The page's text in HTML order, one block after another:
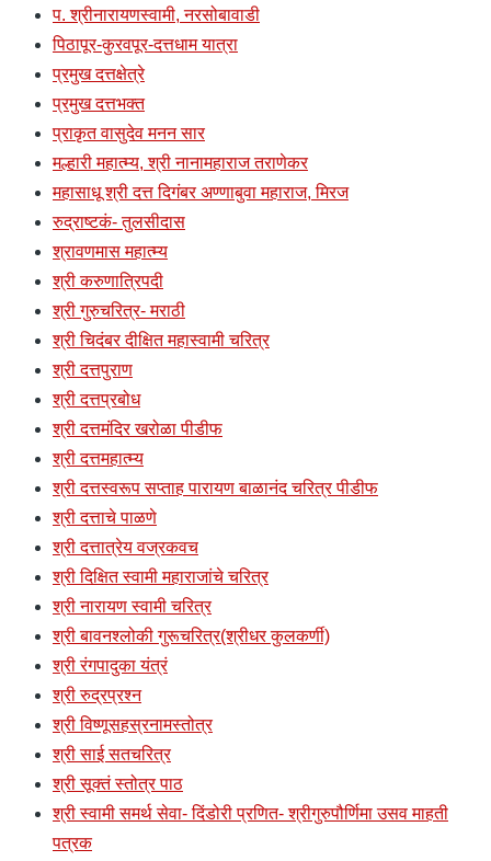
प. श्रीनारायणस्वामी, नरसोबावाडी
पिठापूर-कुरवपूर-दत्तधाम यात्रा
प्रमुख दत्तक्षेत्रे
प्रमुख दत्तभक्त
प्राकृत वासुदेव मनन सार
मल्हारी महात्म्य, श्री नानामहाराज तराणेकर
महासाधू श्री दत्त दिगंबर अण्णाबुवा महाराज, मिरज
रुद्राष्टकं- तुलसीदास
श्रावणमास महात्म्य
श्री करुणात्रिपदी
श्री गुरुचरित्र- मराठी
श्री चिदंबर दीक्षित महास्वामी चरित्र
श्री दत्तपुराण
श्री दत्तप्रबोध
श्री दत्तमंदिर खरोळा पीडीफ
श्री दत्तमहात्म्य
श्री दत्तस्वरूप सप्ताह पारायण बाळानंद चरित्र पीडीफ
श्री दत्ताचे पाळणे
श्री दत्तात्रेय वज्रकवच
श्री दिक्षित स्वामी महाराजांचे चरित्र
श्री नारायण स्वामी चरित्र
श्री बावनश्लोकी गुरूचरित्र(श्रीधर कुलकर्णी)
श्री रंगपादुका यंत्रं
श्री रुद्रप्रश्न
श्री विष्णूसहस्रनामस्तोत्र
श्री साई सतचरित्र
श्री सूक्तं स्तोत्र पाठ
श्री स्वामी समर्थ सेवा- दिंडोरी प्रणित- श्रीगुरुपौर्णिमा उसव माहती
पत्रक